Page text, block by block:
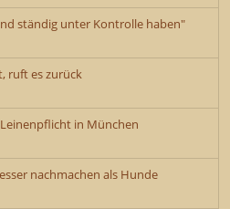
ständig unter Kontrolle haben"
ruft es zurück
in München
nachmachen als Hunde